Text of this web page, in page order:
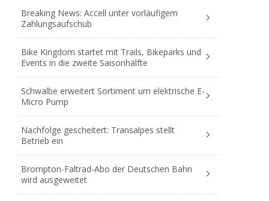
Breaking News: Accell unter vorläufigem
Zahlungsaufschub
Bike Kingdom startet mit Trails, Bikeparks und
Events in die zweite Saisonhälfte
Schwalbe erweitert Sortiment um elektrische E-
Micro Pump
Nachfolge gescheitert: Transalpes stellt
Betrieb ein
Brompton-Faltrad-Abo der Deutschen Bahn
wird ausgeweitet